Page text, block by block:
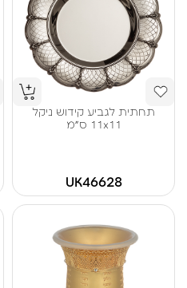
תחתית לגביע קידוש ניקל
11x11 ס"מ
UK46628